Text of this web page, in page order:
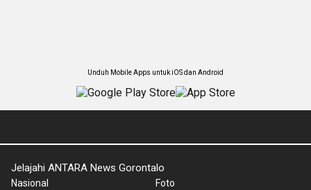
Unduh Mobile Apps untuk iOS dan Android
Jelajahi ANTARA News Gorontalo
Nasional
Foto